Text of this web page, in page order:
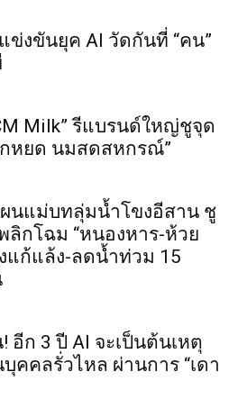
ข่งขันยุค AI วัดกันที่ “คน”
Milk” รีแบรนด์ใหญ่ชูจุด
หยด นมสดสหกรณ์”
นแม่บทลุ่มน้ำโขงอีสาน ชู
ลิกโฉม “หนองหาร-ห้วย
แก้แล้ง-ลดน้ำท่วม 15
! อีก 3 ปี AI จะเป็นต้นเหตุ
คลรั่วไหล ผ่านการ “เดา